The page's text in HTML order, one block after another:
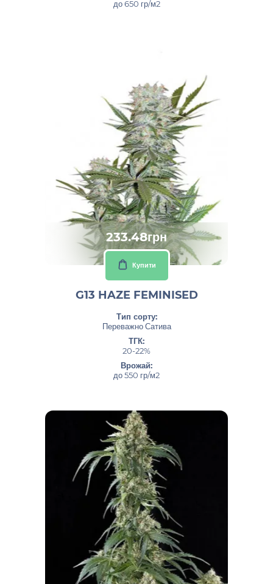
до 650 гр/м2
233.48грн
Купити
G13 HAZE FEMINISED
Тип сорту:
Переважно Сатива
ТГК:
20-22%
Врожай:
до 550 гр/м2